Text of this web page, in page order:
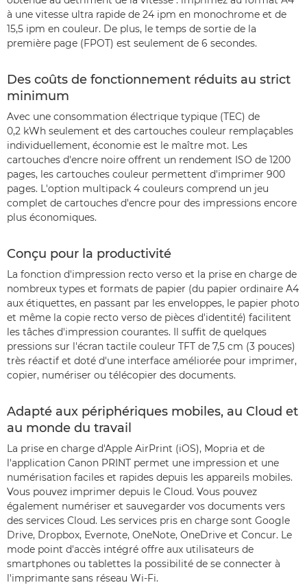
à une vitesse ultra rapide de 24 ipm en monochrome et de
15,5 ipm en couleur. De plus, le temps de sortie de la
première page (FPOT) est seulement de 6 secondes.
Des coûts de fonctionnement réduits au strict
minimum
Avec une consommation électrique typique (TEC) de
0,2 kWh seulement et des cartouches couleur remplaçables
individuellement, économie est le maître mot. Les
cartouches d'encre noire offrent un rendement ISO de 1200
pages, les cartouches couleur permettent d'imprimer 900
pages. L'option multipack 4 couleurs comprend un jeu
complet de cartouches d'encre pour des impressions encore
plus économiques.
Conçu pour la productivité
La fonction d'impression recto verso et la prise en charge de
nombreux types et formats de papier (du papier ordinaire A4
aux étiquettes, en passant par les enveloppes, le papier photo
et même la copie recto verso de pièces d'identité) facilitent
les tâches d'impression courantes. Il suffit de quelques
pressions sur l'écran tactile couleur TFT de 7,5 cm (3 pouces)
très réactif et doté d'une interface améliorée pour imprimer,
copier, numériser ou télécopier des documents.
Adapté aux périphériques mobiles, au Cloud et
au monde du travail
La prise en charge d'Apple AirPrint (iOS), Mopria et de
l'application Canon PRINT permet une impression et une
numérisation faciles et rapides depuis les appareils mobiles.
Vous pouvez imprimer depuis le Cloud. Vous pouvez
également numériser et sauvegarder vos documents vers
des services Cloud. Les services pris en charge sont Google
Drive, Dropbox, Evernote, OneNote, OneDrive et Concur. Le
mode point d'accès intégré offre aux utilisateurs de
smartphones ou tablettes la possibilité de se connecter à
l'imprimante sans réseau Wi-Fi.